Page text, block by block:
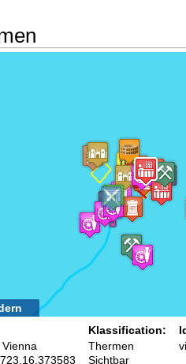
Klassification:
Thermen
Sichtbar